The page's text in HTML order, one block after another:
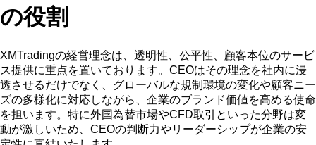
の役割
XMTradingの経営理念は、透明性、公平性、顧客本位のサービ
ス提供に重点を置いております。CEOはその理念を社内に浸
透させるだけでなく、グローバルな規制環境の変化や顧客ニー
ズの多様化に対応しながら、企業のブランド価値を高める使命
を担います。特に外国為替市場やCFD取引といった分野は変
動が激しいため、CEOの判断力やリーダーシップが企業の安